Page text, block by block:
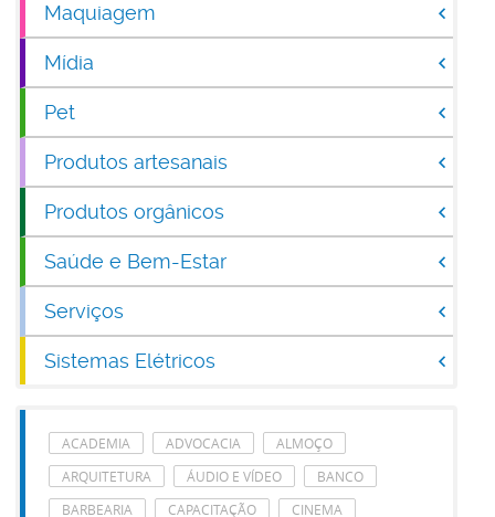
Maquiagem
Mídia
Pet
Produtos artesanais
Produtos orgânicos
Saúde e Bem-Estar
Serviços
Sistemas Elétricos
ACADEMIA ADVOCACIA
ALMOÇO
ARQUITETURA
ÁUDIO E VÍDEO
BANCO
BARBEARIA
CAPACITAÇÃO
CINEMA